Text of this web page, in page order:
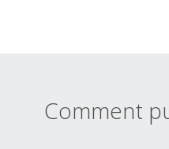
Comment